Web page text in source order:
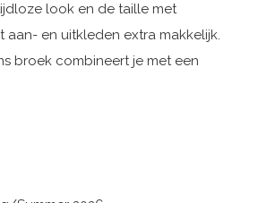
look en de taille met
aan- en uitkleden extra makkelijk.
broek combineert je met een